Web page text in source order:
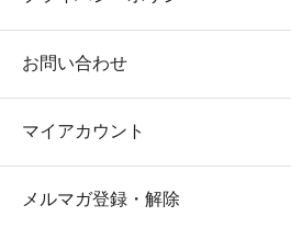
お問い合わせ
マイアカウント
メルマガ登録・解除